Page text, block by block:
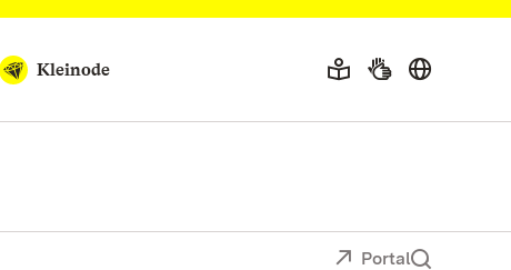
Kleinode
Portal